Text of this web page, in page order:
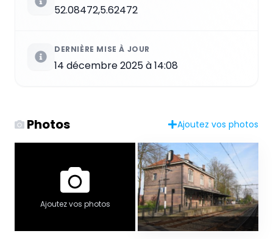
52.08472,5.62472
DERNIÈRE MISE À JOUR
14 décembre 2025 à 14:08
Photos Ajoutez vos photos
Ajoutez vos photos